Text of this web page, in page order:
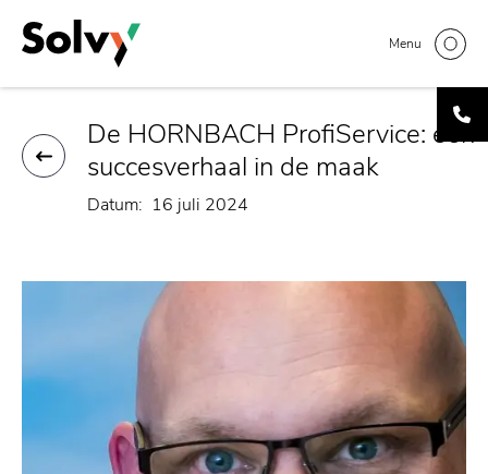
naar
de
gaan
Menu
Kruimelpad
Home Artikelen
Interview | Stephen Smits,
Hornbach
De HORNBACH ProfiService: een
succesverhaal in de maak
Datum 16 juli 2024